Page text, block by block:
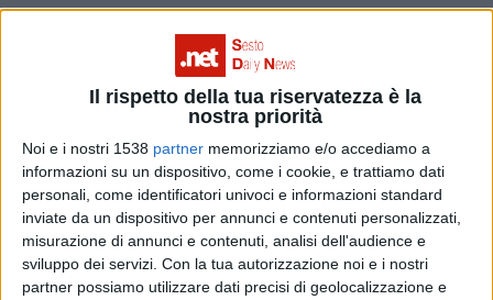
Il rispetto della tua riservatezza è la
nostra priorità
Noi e i nostri 1538 partner memorizziamo e/o accediamo a
informazioni su un dispositivo, come i cookie, e trattiamo dati
personali, come identificatori univoci e informazioni standard
inviate da un dispositivo per annunci e contenuti personalizzati,
misurazione di annunci e contenuti, analisi dell'audience e
sviluppo dei servizi. Con la tua autorizzazione noi e i nostri
partner possiamo utilizzare dati precisi di geolocalizzazione e
Un tuffo nel passato per ballare, cantare e sognare la
magica atmosfera del decennio più colorato di sempre.
Condividi su: